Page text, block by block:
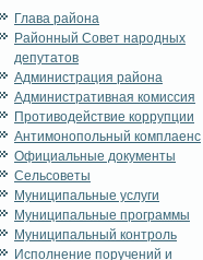
Глава района
Районный Совет народных
депутатов
Администрация района
Административная комиссия
Противодействие коррупции
Антимонопольный комплаенс
Официальные документы
Сельсоветы
Муниципальные услуги
Муниципальные программы
Муниципальный контроль
Исполнение поручений и